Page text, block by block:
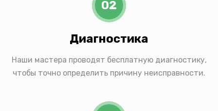
02
Диагностика
Наши мастера проводят бесплатную диагностику,
чтобы точно определить причину неисправности.